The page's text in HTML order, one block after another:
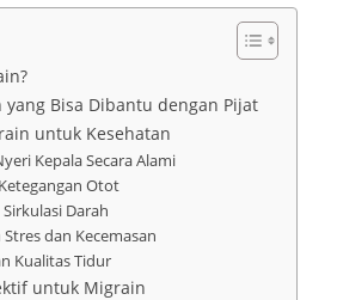
yang Bisa Dibantu dengan Pijat
untuk Kesehatan
Kepala Secara Alami
Otot
Darah
dan Kecemasan
Kualitas Tidur
untuk Migrain